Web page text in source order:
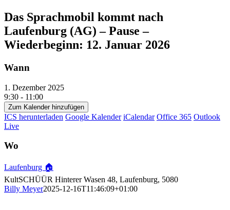
Das Sprachmobil kommt nach
Laufenburg (AG) – Pause –
Wiederbeginn: 12. Januar 2026
Wann
1. Dezember 2025
9:30 - 11:00
Zum Kalender hinzufügen
ICS herunterladen Google Kalender iCalendar Office 365 Outlook
Live
Wo
Laufenburg 🏠
KultSCHÜÜR Hinterer Wasen 48, Laufenburg, 5080
Billy Meyer2025-12-16T11:46:09+01:00